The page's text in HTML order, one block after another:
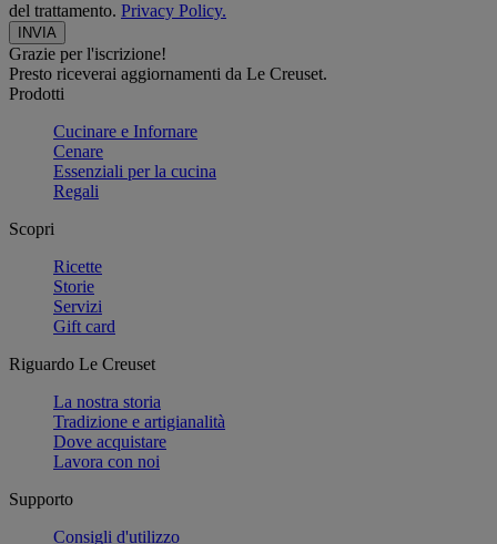
del trattamento. Privacy Policy.
Grazie per l'iscrizione!
Presto riceverai aggiornamenti da Le Creuset.
Prodotti
Cucinare e Infornare
Cenare
Essenziali per la cucina
Regali
Scopri
Ricette
Storie
Servizi
Gift card
Riguardo Le Creuset
La nostra storia
Tradizione e artigianalità
Dove acquistare
Lavora con noi
Supporto
Consigli d'utilizzo